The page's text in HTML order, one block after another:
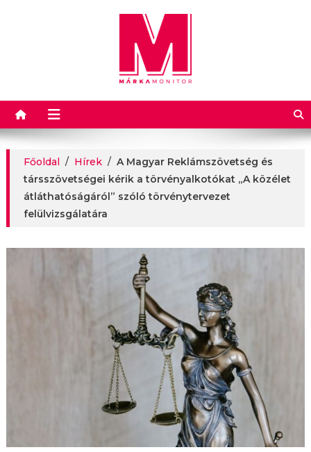
Márkamonitor
Főoldal / Hírek / A Magyar Reklámszövetség és
társszövetségei kérik a törvényalkotókat „A közélet
átláthatóságáról” szóló törvénytervezet
felülvizsgálatára